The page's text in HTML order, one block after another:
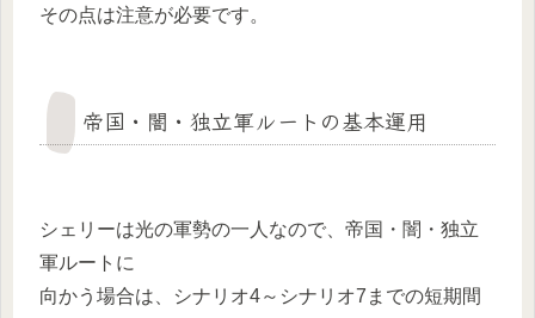
その点は注意が必要です。
帝国・闇・独立軍ルートの基本運用
シェリーは光の軍勢の一人なので、帝国・闇・独立
軍ルートに
向かう場合は、シナリオ4～シナリオ7までの短期間